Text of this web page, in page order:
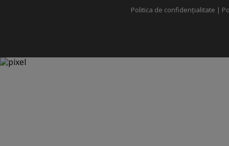
Politica de confidențialitate |